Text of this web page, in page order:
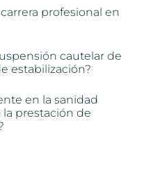
profesional en
cautelar de
estabilización?
en la sanidad
la prestación de